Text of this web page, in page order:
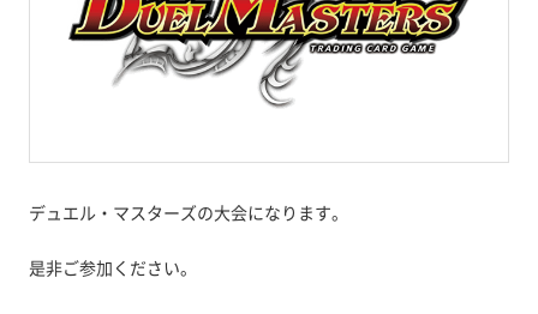
デュエル・マスターズの大会になります。
是非ご参加ください。